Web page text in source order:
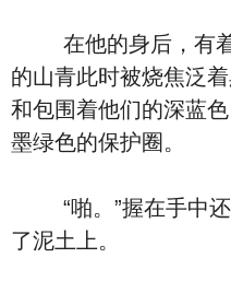
在他的身后，有着
的山青此时被烧焦泛
和包围着他们的深蓝
墨绿色的保护圈。
“啪。”握在手中还
了泥土上。